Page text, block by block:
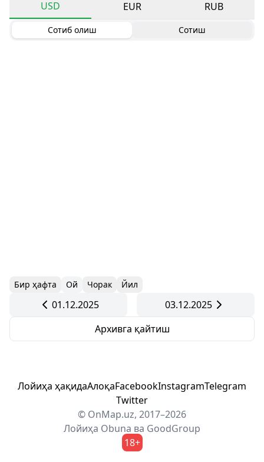
USD
EUR RUB
Сотиб олиш Сотиш
Бир ҳафта Ой Чорак Йил
01.12.2025
03.12.2025
Архивга қайтиш
Лойиҳа ҳақидаАлоқаFacebookInstagramTelegram
Twitter
© OnMap.uz, 2017–2026
Лойиҳа Obuna ва GoodGroup
18+